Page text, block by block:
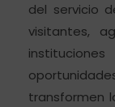
del servicio
visitantes,
transformen